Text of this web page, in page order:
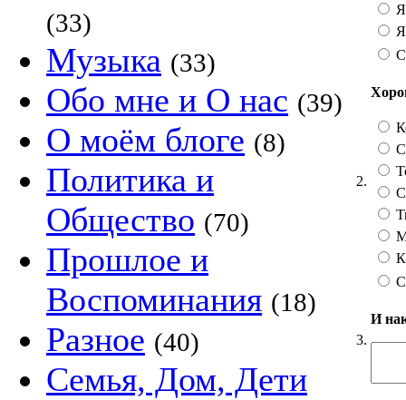
(33)
Музыка (33)
Обо мне и О нас (39)
О моём блоге (8)
Политика и
Общество (70)
Прошлое и
Воспоминания (18)
Разное (40)
Семья, Дом, Дети
2.
3.
И